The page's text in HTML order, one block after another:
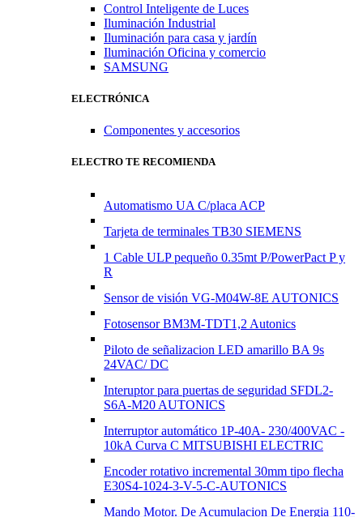
Control Inteligente de Luces
Iluminación Industrial
Iluminación para casa y jardín
Iluminación Oficina y comercio
SAMSUNG
ELECTRÓNICA
Componentes y accesorios
ELECTRO TE RECOMIENDA
Automatismo UA C/placa ACP
Tarjeta de terminales TB30 SIEMENS
1 Cable ULP pequeño 0.35mt P/PowerPact P y
R
Sensor de visión VG-M04W-8E AUTONICS
Fotosensor BM3M-TDT1,2 Autonics
Piloto de señalizacion LED amarillo BA 9s
24VAC/ DC
Interuptor para puertas de seguridad SFDL2-
S6A-M20 AUTONICS
Interruptor automático 1P-40A- 230/400VAC -
10kA Curva C MITSUBISHI ELECTRIC
Encoder rotativo incremental 30mm tipo flecha
E30S4-1024-3-V-5-C-AUTONICS
Mando Motor. De Acumulacion De Energia 110-